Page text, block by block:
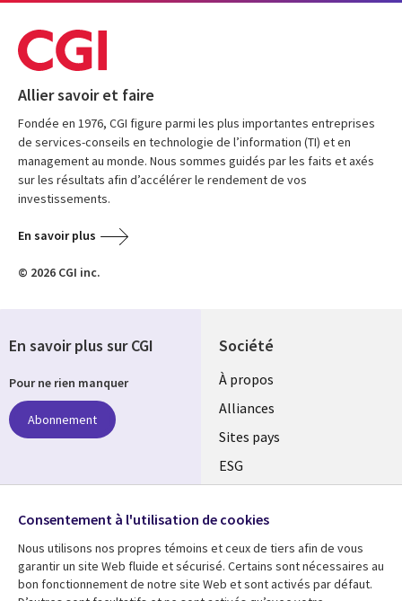
Allier savoir et faire
Fondée en 1976, CGI figure parmi les plus importantes entreprises
de services-conseils en technologie de l’information (TI) et en
management au monde. Nous sommes guidés par les faits et axés
sur les résultats afin d’accélérer le rendement de vos
investissements.
En savoir plus
© 2026 CGI inc.
Société
À propos
Alliances
Sites pays
ESG
Fusions
Salle de presse
En savoir plus sur CGI
Pour ne rien manquer
Abonnement
Suivez-nous
Social
Media
Global
Consentement à l'utilisation de cookies
Nous utilisons nos propres témoins et ceux de tiers afin de vous
garantir un site Web fluide et sécurisé. Certains sont nécessaires au
bon fonctionnement de notre site Web et sont activés par défaut.